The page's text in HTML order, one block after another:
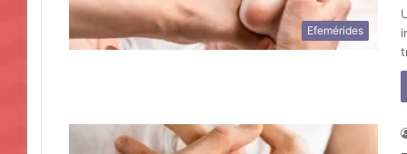
Efemérides